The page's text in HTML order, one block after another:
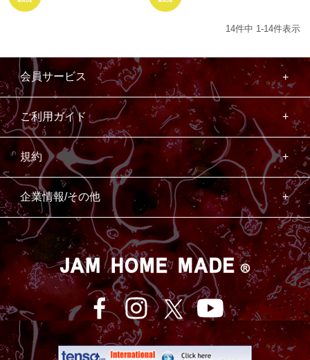
14件中 1-14件表示
会員サービス
ご利用ガイド
規約
企業情報/その他